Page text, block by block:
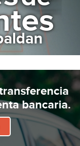
bancaria.